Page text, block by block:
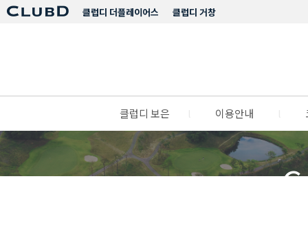
클럽디 거창
클럽디 더플레이어스
클럽디 보은 이용안내